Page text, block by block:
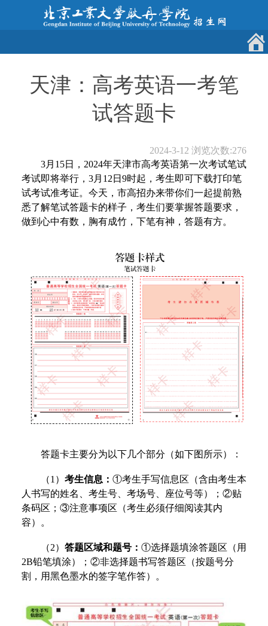
天津：高考英语一考笔
试答题卡
2024-3-12浏览次数:276
3月15日，2024年天津市高考英语第一次考试笔试
考试即将举行，3月12日9时起，考生即可下载打印笔
试考试准考证。今天，市高招办来带你们一起提前熟
悉了解笔试答题卡的样子，考生们要掌握答题要求，
做到心中有数，胸有成竹，下笔有神，答题有方。
答题卡主要分为以下几个部分（如下图所示）：
（1） 考生信息： ①考生手写信息区（含由考生本
人书写的姓名、考生号、考场号、座位号等）；②贴
条码区；③注意事项区（考生必须仔细阅读其内
容）。
（2） 答题区域和题号： ①选择题填涂答题区（用
2B铅笔填涂）；②非选择题书写答题区（按题号分
割，用黑色墨水的签字笔作答）。